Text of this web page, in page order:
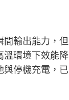
間輸出能力，但
溫環境下效能降
與停機充電，已